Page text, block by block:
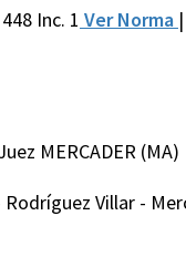
Inc. 1 Ver Norma
MERCADER (MA)
Villar -